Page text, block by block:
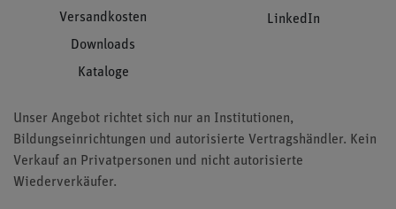
Versandkosten
Downloads
Kataloge
LinkedIn
Unser Angebot richtet sich nur an Institutionen,
Bildungseinrichtungen und autorisierte Vertragshändler. Kein
Verkauf an Privatpersonen und nicht autorisierte
Wiederverkäufer.